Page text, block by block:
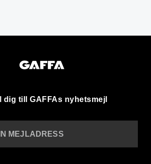
dig till GAFFAs nyhetsmejl
MEJLADRESS